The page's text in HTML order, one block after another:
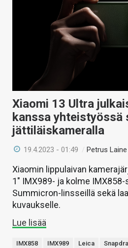
HAKU
Xiaomi 13 Ultra
kanssa yhteistyössä
jättiläiskameralla
19.4.2023 - 01:49 /Petrus Laine
Xiaomin lippulaivan
1″ IMX989- ja kolme
Summicron-linsseillä sekä
kuvaukselle.
Lue lisää
IMX858 IMX989 Leica